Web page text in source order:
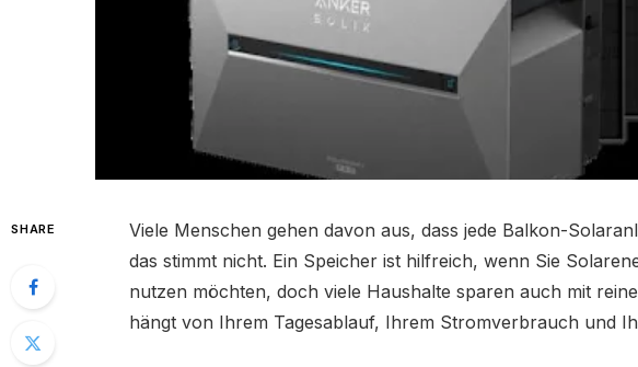
SHARE
Viele Menschen gehen davon aus, dass jede Balkon-
das stimmt nicht. Ein Speicher ist hilfreich, wenn Sie
nutzen möchten, doch viele Haushalte sparen auch mit
hängt von Ihrem Tagesablauf, Ihrem Stromverbrauch und